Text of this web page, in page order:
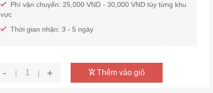
Phí vận chuyển: 25,000 VND - 30,000 VND tùy từng khu
vực
Thời gian nhận: 3 - 5 ngày
- + Thêm vào giỏ